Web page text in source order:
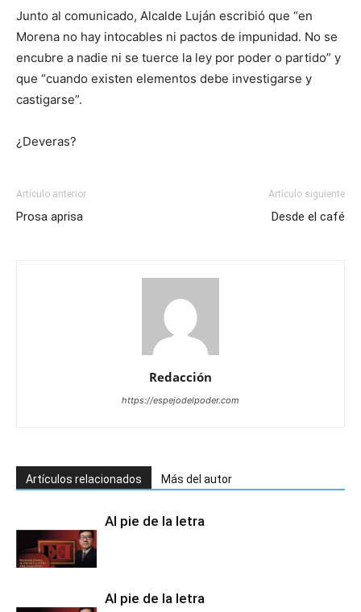
Junto al comunicado, Alcalde Luján escribió que “en
Morena no hay intocables ni pactos de impunidad. No se
encubre a nadie ni se tuerce la ley por poder o partido” y
que “cuando existen elementos debe investigarse y
castigarse”.
¿Deveras?
Artículo anterior
Prosa aprisa
Artículo siguiente
Desde el café
Redacción
https://espejodelpoder.com
Artículos relacionados Más del autor
Al pie de la letra
Al pie de la letra